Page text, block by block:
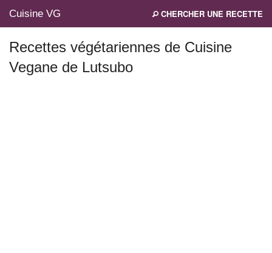
Cuisine VG CHERCHER UNE RECETTE
Mes blogs préférés
Recettes végétariennes de Cuisine
Vegane de Lutsubo